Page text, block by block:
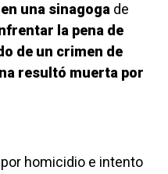
una sinagoga de
la pena de
de un crimen de
resultó muerta por
homicidio e intento